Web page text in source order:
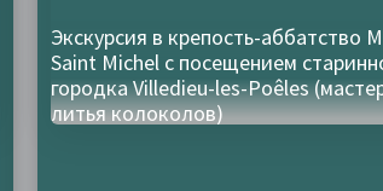
Экскурсия в крепость-аббатство
Saint Michel с посещением
городка Villedieu-les-Poêles
литья колоколов)